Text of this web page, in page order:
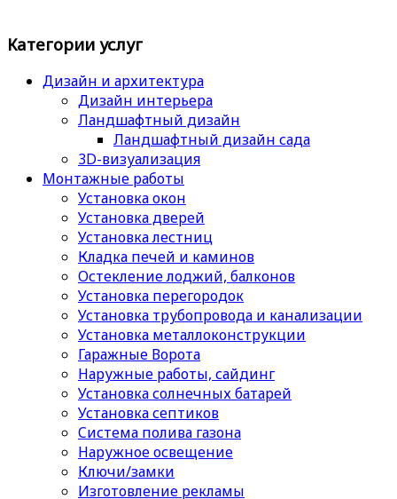
Категории услуг
Дизайн и архитектура
Дизайн интерьера
Ландшафтный дизайн
Ландшафтный дизайн сада
3D-визуализация
Монтажные работы
Установка окон
Установка дверей
Установка лестниц
Кладка печей и каминов
Остекление лоджий, балконов
Установка перегородок
Установка трубопровода и канализации
Установка металлоконструкции
Гаражные Ворота
Наружные работы, сайдинг
Установка солнечных батарей
Установка септиков
Cистема полива газона
Наружное освещение
Ключи/замки
Изготовление рекламы